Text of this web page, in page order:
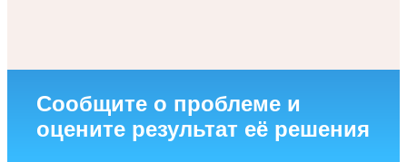
Сообщите о проблеме и
оцените результат её решения